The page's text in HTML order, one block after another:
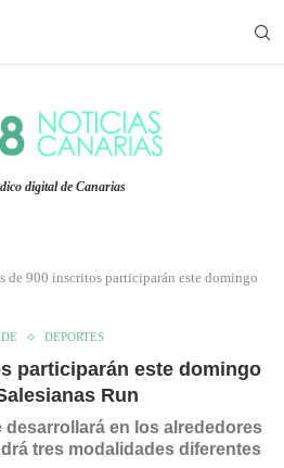
digital de Canarias
de 900 inscritos participarán este domingo
DEPORTES
participarán este domingo
Run
desarrollará en los alrededores
tres modalidades diferentes